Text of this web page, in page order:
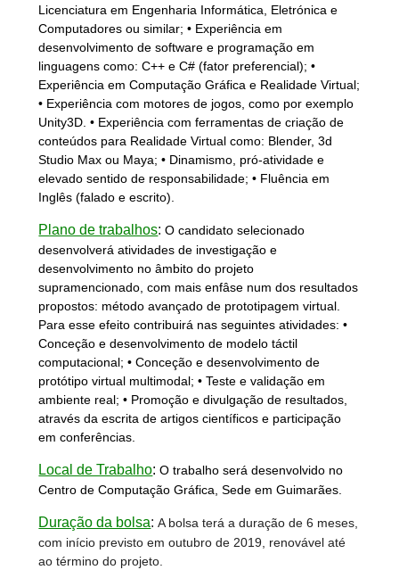
Licenciatura em Engenharia Informática, Eletrónica e
Computadores ou similar; • Experiência em
desenvolvimento de software e programação em
linguagens como: C++ e C# (fator preferencial); •
Experiência em Computação Gráfica e Realidade Virtual;
• Experiência com motores de jogos, como por exemplo
Unity3D. • Experiência com ferramentas de criação de
conteúdos para Realidade Virtual como: Blender, 3d
Studio Max ou Maya; • Dinamismo, pró-atividade e
elevado sentido de responsabilidade; • Fluência em
Inglês (falado e escrito).
Plano de trabalhos: O candidato selecionado
desenvolverá atividades de investigação e
desenvolvimento no âmbito do projeto
supramencionado, com mais enfâse num dos resultados
propostos: método avançado de prototipagem virtual.
Para esse efeito contribuirá nas seguintes atividades: •
Conceção e desenvolvimento de modelo táctil
computacional; • Conceção e desenvolvimento de
protótipo virtual multimodal; • Teste e validação em
ambiente real; • Promoção e divulgação de resultados,
através da escrita de artigos científicos e participação
em conferências.
Local de Trabalho:O trabalho será desenvolvido no
Centro de Computação Gráfica, Sede em Guimarães.
Duração da bolsa:A bolsa terá a duração de 6 meses,
com início previsto em outubro de 2019, renovável até
ao término do projeto.